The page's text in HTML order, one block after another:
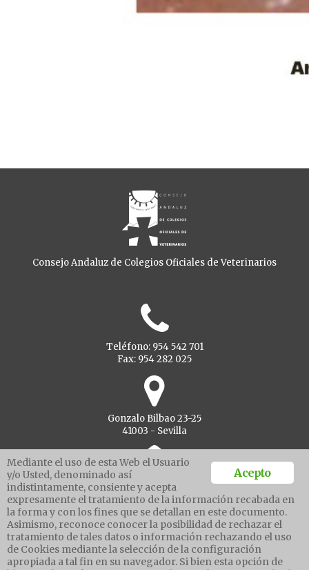
Consejo Andaluz de Colegios Oficiales de Veterinarios
Teléfono: 954 542 701
Fax: 954 282 025
Gonzalo Bilbao 23-25
41003 - Sevilla
Ventanilla unica
Aviso legal
Política de protección de datos
Política cookies
Acepto
Mediante el uso de esta Web el Usuario
y/o Usted, denominado así
indistintamente, consiente y acepta
expresamente el tratamiento de la información recabada en
la forma y con los fines que se detallan en este documento.
Asimismo, reconoce conocer la posibilidad de rechazar el
tratamiento de tales datos o información rechazando el uso
de Cookies mediante la selección de la configuración
apropiada a tal fin en su navegador. Si bien esta opción de